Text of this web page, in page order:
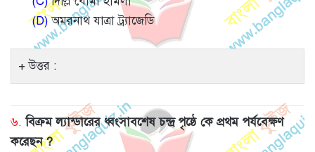
(D)অমরনাথ যাত্রা ট্র্যাজেডি
উত্তর :
৬. বিক্রম ল্যান্ডারের ধ্বংসাবশেষ চন্দ্র পৃষ্ঠে কে প্রথম পর্যবেক্ষণ
করেছন ?